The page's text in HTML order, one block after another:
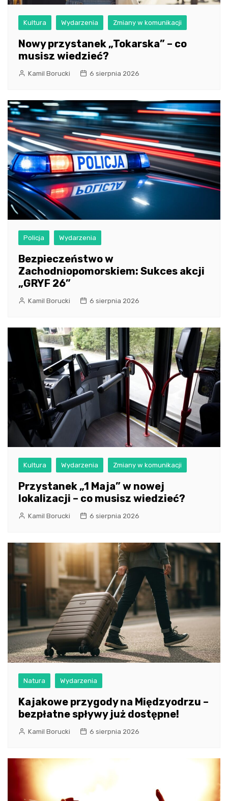
Kultura Wydarzenia Zmiany w komunikacji
Nowy przystanek „Tokarska” – co
musisz wiedzieć?
Kamil Borucki 6 sierpnia 2026
Policja Wydarzenia
Bezpieczeństwo w
Zachodniopomorskiem: Sukces akcji
„GRYF 26”
Kamil Borucki 6 sierpnia 2026
Kultura Wydarzenia Zmiany w komunikacji
Przystanek „1 Maja” w nowej
lokalizacji – co musisz wiedzieć?
Kamil Borucki 6 sierpnia 2026
Natura Wydarzenia
Kajakowe przygody na Międzyodrzu –
bezpłatne spływy już dostępne!
Kamil Borucki 6 sierpnia 2026